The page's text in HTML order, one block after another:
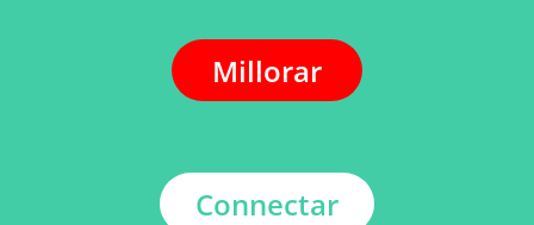
Millorar
Connectar